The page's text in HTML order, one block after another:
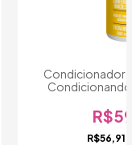
Condicionador
Condicionando
R$56,91